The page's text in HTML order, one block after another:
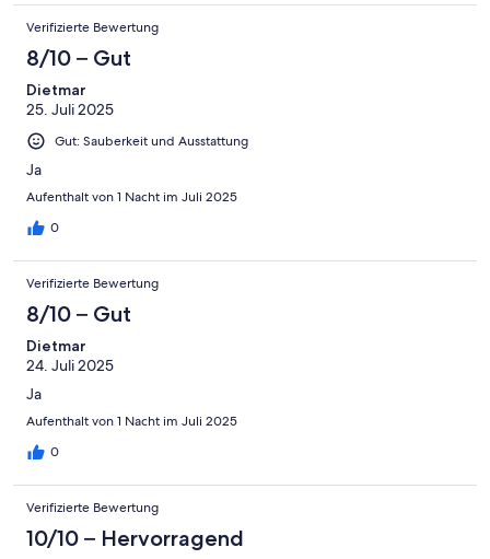
documents and taking photos. It would have been much easier
to have the link sent as text with the explicit url to copy and
paste from Expedia messages in the app.
Verifizierte Bewertung
8/10 – Gut
Dietmar
25. Juli 2025
Gut: Sauberkeit und Ausstattung
Ja
Aufenthalt von 1 Nacht im Juli 2025
0
Verifizierte Bewertung
8/10 – Gut
Dietmar
24. Juli 2025
Ja
Aufenthalt von 1 Nacht im Juli 2025
0
Verifizierte Bewertung
10/10 – Hervorragend